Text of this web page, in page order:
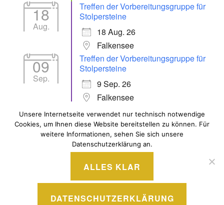
18
Aug.
Treffen der Vorbereitungsgruppe für
Stolpersteine
18 Aug. 26
Falkensee
09
Sep.
Treffen der Vorbereitungsgruppe für
Stolpersteine
9 Sep. 26
Falkensee
ALLE VERANSTALTUNGEN
Unsere Internetseite verwendet nur technisch notwendige
Cookies, um Ihnen diese Website bereitstellen zu können. Für
weitere Informationen, sehen Sie sich unsere
Datenschutzerklärung an.
ALLES KLAR
DATENSCHUTZERKLÄRUNG